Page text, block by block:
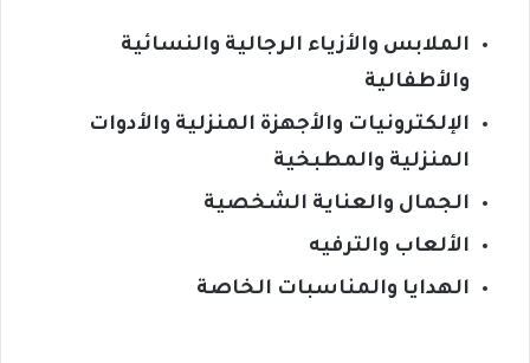
الملابس والأزياء الرجالية والنسائية
والأطفالية
الإلكترونيات والأجهزة المنزلية والأدوات
المنزلية والمطبخية
الجمال والعناية الشخصية
الألعاب والترفيه
الهدايا والمناسبات الخاصة